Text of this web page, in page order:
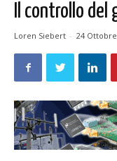
Il controllo
Loren Siebert - 24